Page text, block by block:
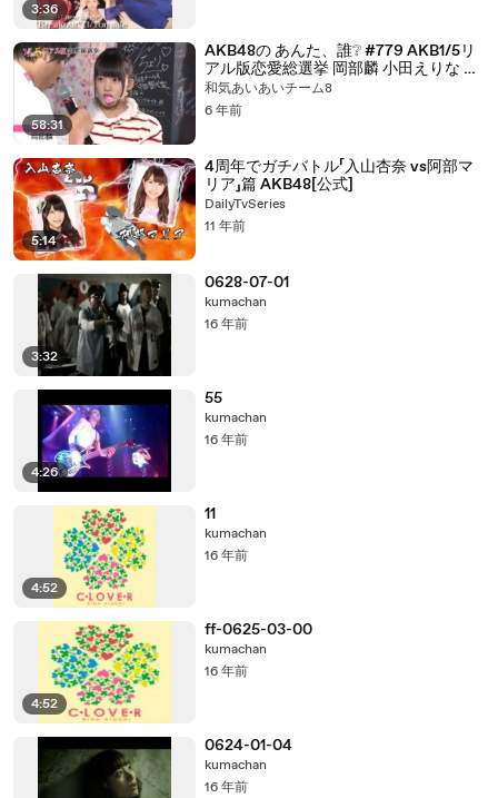
3:36
58:31
AKB48の あんた、誰❔ #779 AKB1/5リ
アル版恋愛総選挙 岡部麟 小田えりな 太
田奈緒 佐藤栞 佐藤七海
和気あいあいチーム8
6 年前
5:14
4周年でガチバトル「入山杏奈 vs阿部マ
リア」篇 AKB48[公式]
DailyTvSeries
11 年前
3:32
0628-07-01
kumachan
16 年前
4:26
55
kumachan
16 年前
4:52
11
kumachan
16 年前
4:52
ff-0625-03-00
kumachan
16 年前
0624-01-04
kumachan
16 年前